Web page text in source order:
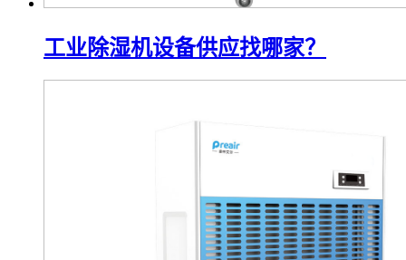
工业除湿机设备供应找哪家？